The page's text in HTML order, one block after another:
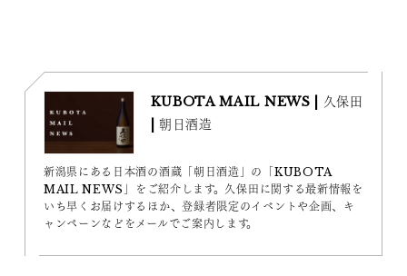
KUBOTA MAIL NEWS | 久保田
| 朝日酒造
新潟県にある日本酒の酒蔵「朝日酒造」の「KUBOTA
MAIL NEWS」をご紹介します。久保田に関する最新情報を
いち早くお届けするほか、登録者限定のイベントや企画、キ
ャンペーンなどをメールでご案内します。